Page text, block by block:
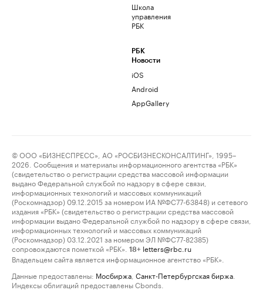
Школа
управления
РБК
РБК
Новости
iOS
Android
AppGallery
© ООО «БИЗНЕСПРЕСС», АО «РОСБИЗНЕСКОНСАЛТИНГ», 1995–
2026. Сообщения и материалы информационного агентства «РБК»
(свидетельство о регистрации средства массовой информации
выдано Федеральной службой по надзору в сфере связи,
информационных технологий и массовых коммуникаций
(Роскомнадзор) 09.12.2015 за номером ИА №ФС77-63848) и сетевого
издания «РБК» (свидетельство о регистрации средства массовой
информации выдано Федеральной службой по надзору в сфере связи,
информационных технологий и массовых коммуникаций
(Роскомнадзор) 03.12.2021 за номером ЭЛ №ФС77-82385)
сопровождаются пометкой «РБК».
18+ letters@rbc.ru
Владельцем сайта является информационное агентство «РБК».
Данные предоставлены: Мосбиржа Санкт-Петербургская биржа
Индексы облигаций предоставлены Cbonds.